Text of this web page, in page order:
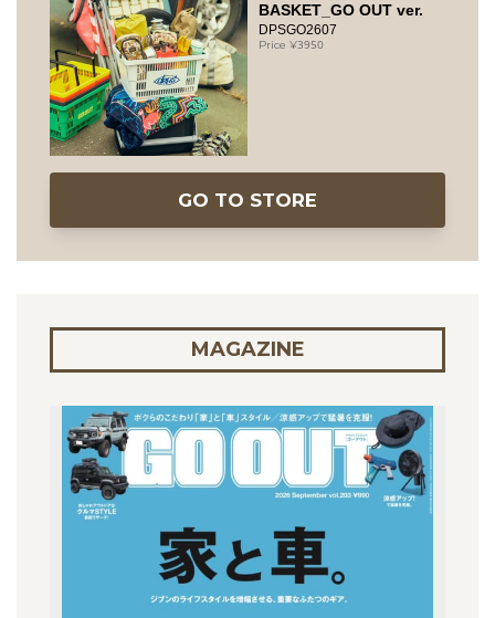
BASKET_GO OUT ver.
DPSGO2607
3950
GO TO STORE
MAGAZINE